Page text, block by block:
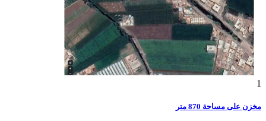
1
مخزن على مساحة 870 متر